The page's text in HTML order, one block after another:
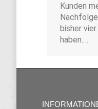
Kunden
bisher
haben.…